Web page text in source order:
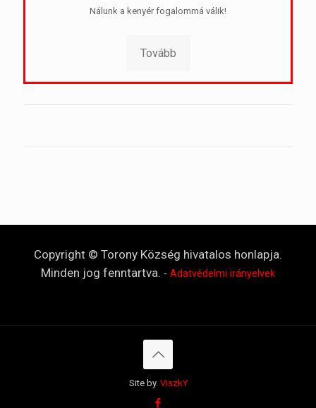
Nálunk a kenyér fogalommá válik!
Tovább
Copyright © Torony Község hivatalos honlapja.
Minden jog fenntartva. - Adatvédelmi irányelvek
Site by. ViszkY